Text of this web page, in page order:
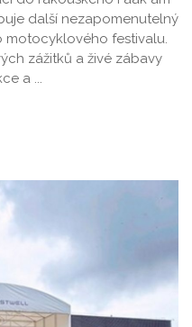
další nezapomenutelný
motocyklového festivalu.
zážitků a živé zábavy
a ...